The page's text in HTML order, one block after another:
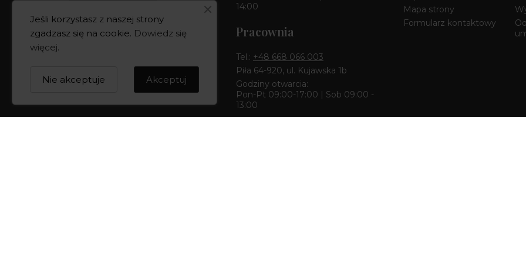
14:00
Pracownia
Tel.: +48 668 066 003
Piła 64-920, ul. Kujawska 1b
Godziny otwarcia:
Pon-Pt 09:00-17:00 | Sob 09:00 -
13:00
Mapa strony
Formularz kontaktowy
Jeśli korzystasz z naszej strony
zgadzasz się na cookie. Dowiedz się
więcej.
Akceptuj
Nie akceptuje